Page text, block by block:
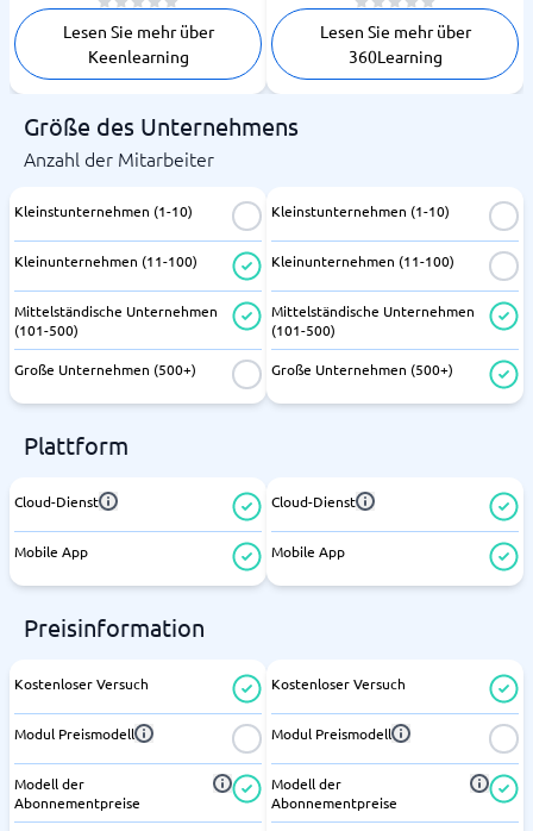
Lesen Sie mehr über
Keenlearning
Lesen Sie mehr über
360Learning
Größe des Unternehmens
Anzahl der Mitarbeiter
Kleinstunternehmen (1-10)
Kleinunternehmen (11-100)
Mittelständische Unternehmen
(101-500)
Große Unternehmen (500+)
Kleinstunternehmen (1-10)
Kleinunternehmen (11-100)
Mittelständische Unternehmen
(101-500)
Große Unternehmen (500+)
Plattform
Cloud-Dienst
Mobile App
Cloud-Dienst
Mobile App
Preisinformation
Kostenloser Versuch
Modul Preismodell
Modell der
Abonnementpreise
Kostenloser Versuch
Modul Preismodell
Modell der
Abonnementpreise